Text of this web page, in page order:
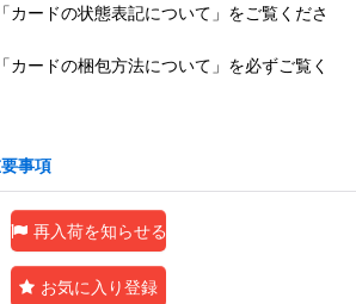
カードの状態表記について」をご覧くださ
カードの梱包方法について」を必ずご覧く
事項
再入荷を知らせる
お気に入り登録